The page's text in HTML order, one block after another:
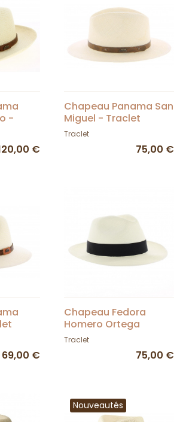
-
€
Chapeau Panama San
Miguel - Traclet
Traclet
75,00 €
69,00 €
Chapeau Fedora
Homero Ortega
Panama Naturel
Traclet
75,00 €
Nouveautés